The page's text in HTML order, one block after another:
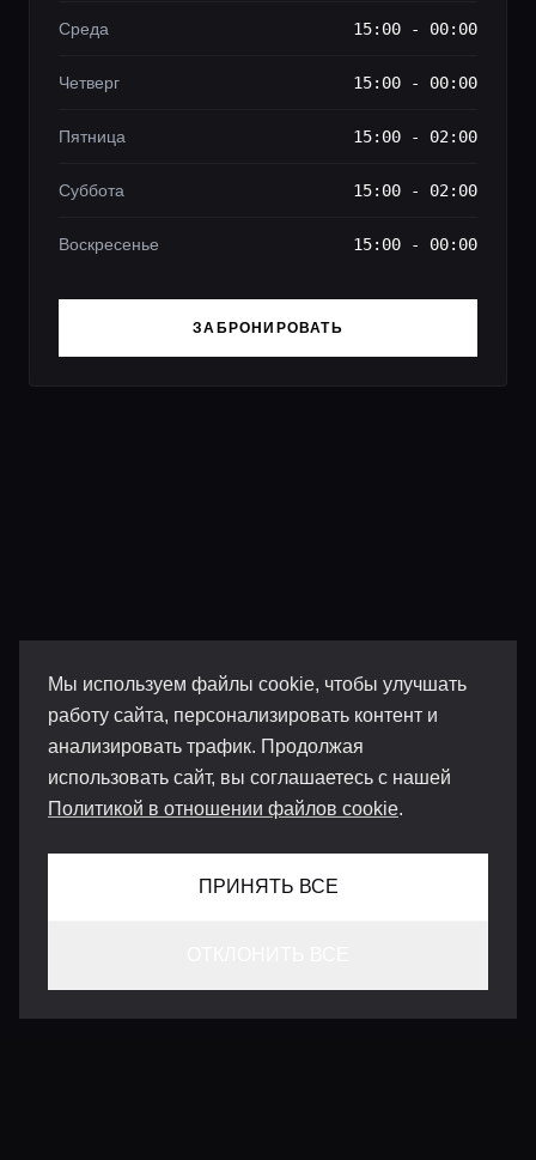
Мы используем файлы cookie, чтобы улучшать
работу сайта, персонализировать контент и
анализировать трафик. Продолжая
использовать сайт, вы соглашаетесь с нашей
Политикой в отношении файлов cookie.
ПРИНЯТЬ ВСЕ
Среда 15:00 - 00:00
Четверг 15:00 - 00:00
Пятница 15:00 - 02:00
Суббота 15:00 - 02:00
Воскресенье 15:00 - 00:00
ЗАБРОНИРОВАТЬ